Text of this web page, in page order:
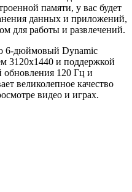
памяти, у вас будет
данных и приложений,
для работы и развлечений.
6-дюймовый Dynamic
3120x1440 и поддержкой
обновления 120 Гц и
великолепное качество
видео и играх.